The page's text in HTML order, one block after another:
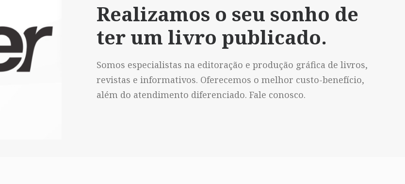
Realizamos o seu sonho de
ter um livro publicado.
Somos especialistas na editoração e produção gráfica de livros,
revistas e informativos. Oferecemos o melhor custo-benefício,
além do atendimento diferenciado. Fale conosco.